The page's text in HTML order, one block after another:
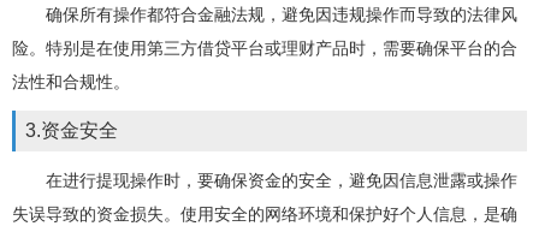
确保所有操作都符合金融法规，避免因违规操作而导致的法律风
险。特别是在使用第三方借贷平台或理财产品时，需要确保平台的合
法性和合规性。
3.资金安全
在进行提现操作时，要确保资金的安全，避免因信息泄露或操作
失误导致的资金损失。使用安全的网络环境和保护好个人信息，是确